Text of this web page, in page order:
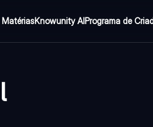
MatériasKnowunity AIPrograma de